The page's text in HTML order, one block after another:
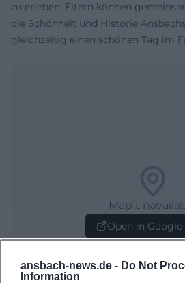
ansbach-news.de - Do Not
Information
zu erleben. Eltern können
die Schönheit und Historie
gleichzeitig einen schönen Tag im
Map
Open in Google